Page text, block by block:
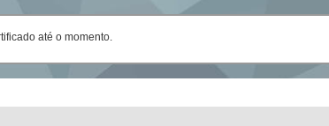
até o momento.